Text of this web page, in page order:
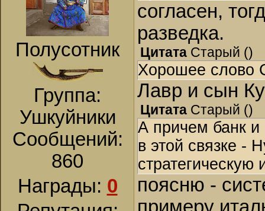
Полусотник
Группа:
Ушкуйники
Сообщений:
860
Награды: 0
согласен,
разведка.
Цитата Старый ()
Хорошее слово
Лавр и сын
Цитата Старый ()
А причем банк и
в этой связке -
стратегическую
поясню -